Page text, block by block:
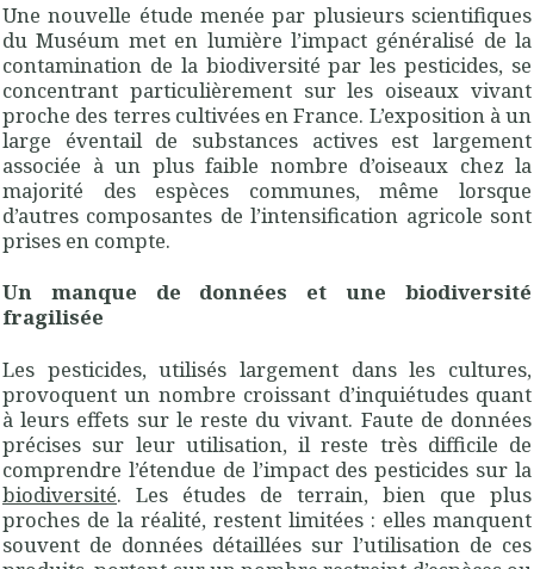
Une nouvelle étude menée par plusieurs scientifiques
du Muséum met en lumière l’impact généralisé de la
contamination de la biodiversité par les pesticides, se
concentrant particulièrement sur les oiseaux vivant
proche des terres cultivées en France. L’exposition à un
large éventail de substances actives est largement
associée à un plus faible nombre d’oiseaux chez la
majorité des espèces communes, même lorsque
d’autres composantes de l’intensification agricole sont
prises en compte.
Un manque de données et une biodiversité
fragilisée
Les pesticides, utilisés largement dans les cultures,
provoquent un nombre croissant d’inquiétudes quant
à leurs effets sur le reste du vivant. Faute de données
précises sur leur utilisation, il reste très difficile de
comprendre l’étendue de l’impact des pesticides sur la
biodiversité. Les études de terrain, bien que plus
proches de la réalité, restent limitées : elles manquent
souvent de données détaillées sur l’utilisation de ces